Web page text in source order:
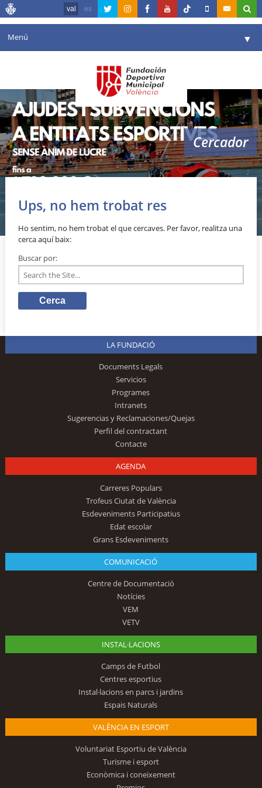
val es
Menú ▼
Agenda
Instal·lacions ▼
Comunicació ▼
València en esport ▼
Cercador
parc de l’oest
Ups, no hem trobat res
Ho sentim, no hem trobat el que cercaves. Per favor, realitza una
cerca aquí baix:
Buscar por:
LA FUNDACIÓ
Documents Legals
Servicios
Programes
Intranets
Sugerencias y Reclamaciones/Quejas
Perfil del contractant
Contacte
AGENDA
Carreres Populars
Trofeus Ciutat de València
Esdeveniments Participatius
Edat escolar
Grans Esdeveniments
COMUNICACIÓ
Centre de Documentació
Notícies
VEM
VETV
INSTAL·LACIONS
Camps de Futbol
Centres esportius
Instal·lacions en parcs i jardins
Espais Naturals
VALÈNCIA EN ESPORT
Voluntariat Esportiu de València
Turisme i esport
Econòmica i coneixement